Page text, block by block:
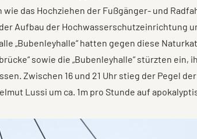
wie das Hochziehen der Fußgänger- und
Aufbau der Hochwasserschutzeinrichtung
„Bubenleyhalle“ hatten gegen diese
sowie die „Bubenleyhalle“ stürzten ein,
Zwischen 16 und 21 Uhr stieg der Pegel
Lussi um ca. 1m pro Stunde auf